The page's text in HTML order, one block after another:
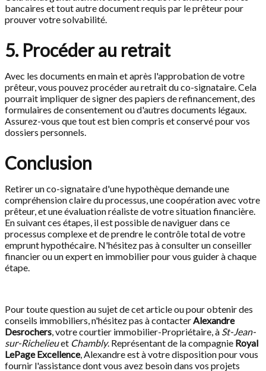
bancaires et tout autre document requis par le prêteur pour
prouver votre solvabilité.
5. Procéder au retrait
Avec les documents en main et après l'approbation de votre
prêteur, vous pouvez procéder au retrait du co-signataire. Cela
pourrait impliquer de signer des papiers de refinancement, des
formulaires de consentement ou d'autres documents légaux.
Assurez-vous que tout est bien compris et conservé pour vos
dossiers personnels.
Conclusion
Retirer un co-signataire d'une hypothèque demande une
compréhension claire du processus, une coopération avec votre
prêteur, et une évaluation réaliste de votre situation financière.
En suivant ces étapes, il est possible de naviguer dans ce
processus complexe et de prendre le contrôle total de votre
emprunt hypothécaire. N'hésitez pas à consulter un conseiller
financier ou un expert en immobilier pour vous guider à chaque
étape.
Pour toute question au sujet de cet article ou pour obtenir des
conseils immobiliers, n'hésitez pas à contacterAlexandre
Desrochers, votre courtier immobilier-Propriétaire, à St-Jean-
sur-Richelieuet Chambly. Représentant de la compagnie Royal
LePage Excellence, Alexandre est à votre disposition pour vous
fournir l'assistance dont vous avez besoin dans vos projets